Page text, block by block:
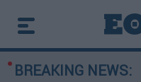
BREAKING NEWS: